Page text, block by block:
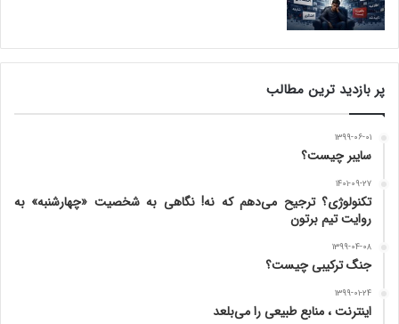
پر بازدید ترین مطالب
۱۳۹۹-۰۶-۰۱
سایبر چیست؟
۱۴۰۱-۰۹-۲۷
تکنولوژی؟ ترجیح می‌دهم که نه! نگاهی به شخصیت «چهارشنبه» به
روایت تیم برتون
۱۳۹۹-۰۴-۰۸
جنگ ترکیبی چیست؟
۱۳۹۹-۰۱-۲۴
اینترنت ، منابع طبیعی را می‌بلعد